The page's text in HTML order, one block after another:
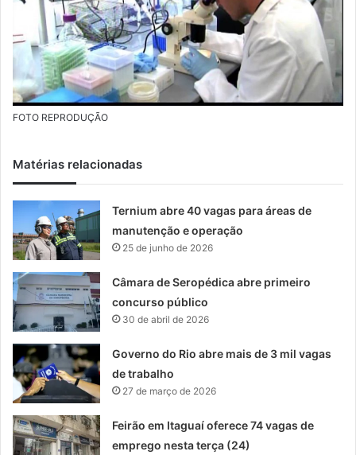
FOTO REPRODUÇÃO
Matérias relacionadas
Ternium abre 40 vagas para áreas de
manutenção e operação
25 de junho de 2026
Câmara de Seropédica abre primeiro
concurso público
30 de abril de 2026
Governo do Rio abre mais de 3 mil vagas
de trabalho
27 de março de 2026
Feirão em Itaguaí oferece 74 vagas de
emprego nesta terça (24)